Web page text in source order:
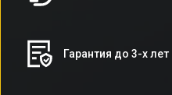
Гарантия до 3-х лет